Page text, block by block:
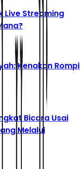
Live Streaming
Kenakan Rompi
Bicara Usai
Melalui